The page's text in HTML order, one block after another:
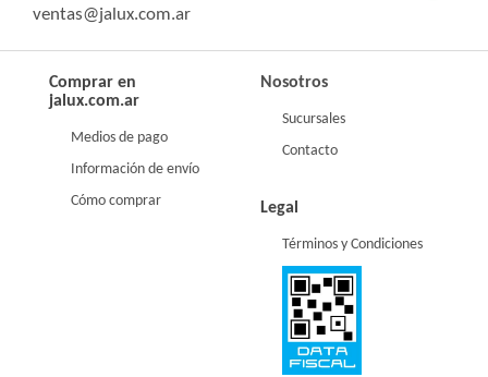
ventas@jalux.com.ar
Comprar en
jalux.com.ar
Medios de pago
Información de envío
Cómo comprar
Nosotros
Sucursales
Contacto
Legal
Términos y Condiciones